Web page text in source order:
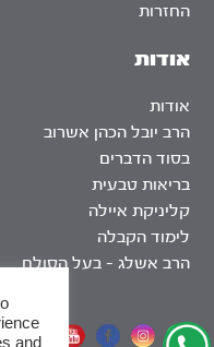
אודות
אודות
הרב יובל הכהן אשרוב
בסוד הדברים
בריאות טבעית
קליניקת איילה
לימוד הקבלה
הרב אשלג – בעל הסולם
החזרות
and